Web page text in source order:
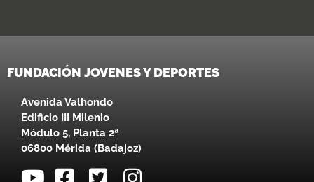
FUNDACIÓN JOVENES Y DEPORTES
Avenida Valhondo
Edificio III Milenio
Módulo 5, Planta 2ª
06800 Mérida (Badajoz)